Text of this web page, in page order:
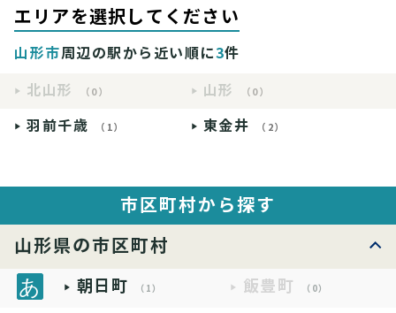
エリアを選択してください
山形市周辺の駅から近い順に3件
北山形
（0） 山形 （0）
羽前千歳 （1） 東金井 （2）
市区町村から探す
山形県の市区町村
朝日町 （1） 飯豊町 （0）